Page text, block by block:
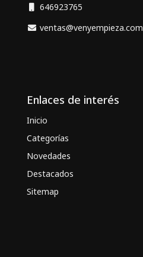
646923765
ventas@venyempieza.com
Enlaces de interés
Inicio
Categorías
Novedades
Destacados
Sitemap